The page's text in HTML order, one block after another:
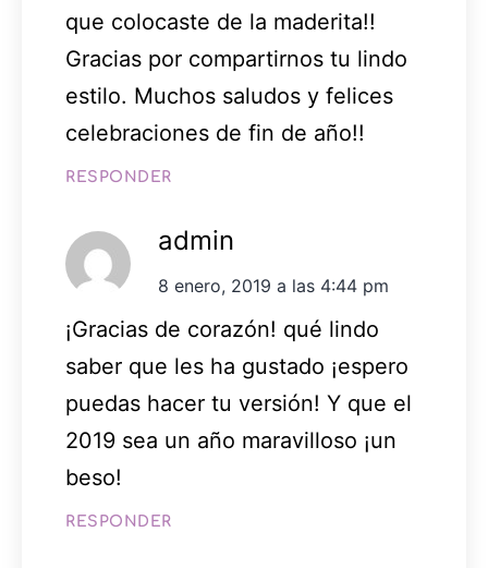
que colocaste de la maderita!!
Gracias por compartirnos tu lindo
estilo. Muchos saludos y felices
celebraciones de fin de año!!
RESPONDER
admin
8 enero, 2019 a las 4:44 pm
¡Gracias de corazón! qué lindo
saber que les ha gustado ¡espero
puedas hacer tu versión! Y que el
2019 sea un año maravilloso ¡un
beso!
RESPONDER